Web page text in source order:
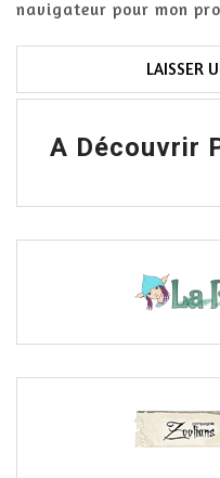
navigateur pour mon
A Découvrir